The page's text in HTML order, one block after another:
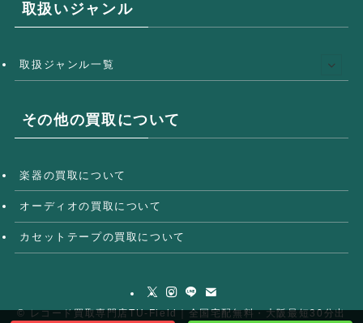
取扱いジャンル
取扱ジャンル一覧
その他の買取について
楽器の買取について
オーディオの買取について
カセットテープの買取について
©レコード買取専門店TU-Field｜全国宅配無料・大阪最短30分出